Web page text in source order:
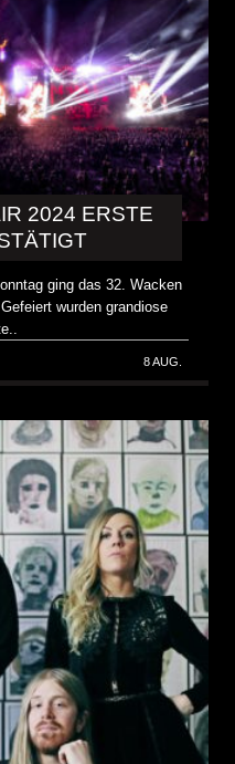
2024 ERSTE
ging das 32. Wacken
wurden grandiose
8 AUG.